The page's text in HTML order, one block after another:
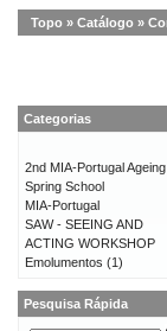
Topo » Catálogo »
Categorias
2nd MIA-Portugal Ageing
Spring School
MIA-Portugal
SAW - SEEING AND
ACTING WORKSHOP
Emolumentos (1)
Pesquisa Rápida